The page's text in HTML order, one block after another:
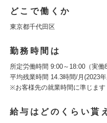
どこで働くか
東京都千代田区
勤務時間は
所定労働時間 9:00～18:00（実働
平均残業時間 14.3時間/月(2023
※お客様先の就業時間に準じます
給与はどのくらい貰